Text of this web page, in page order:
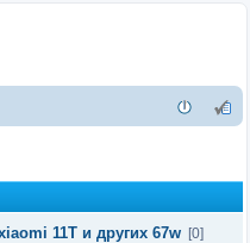
11T и других 67w [0]